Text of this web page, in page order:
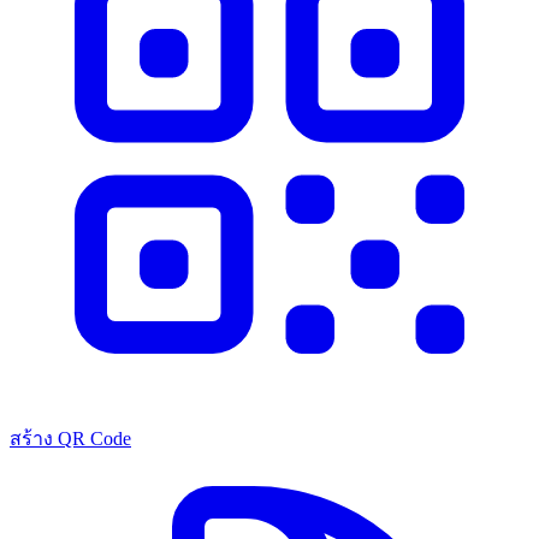
สร้าง QR Code